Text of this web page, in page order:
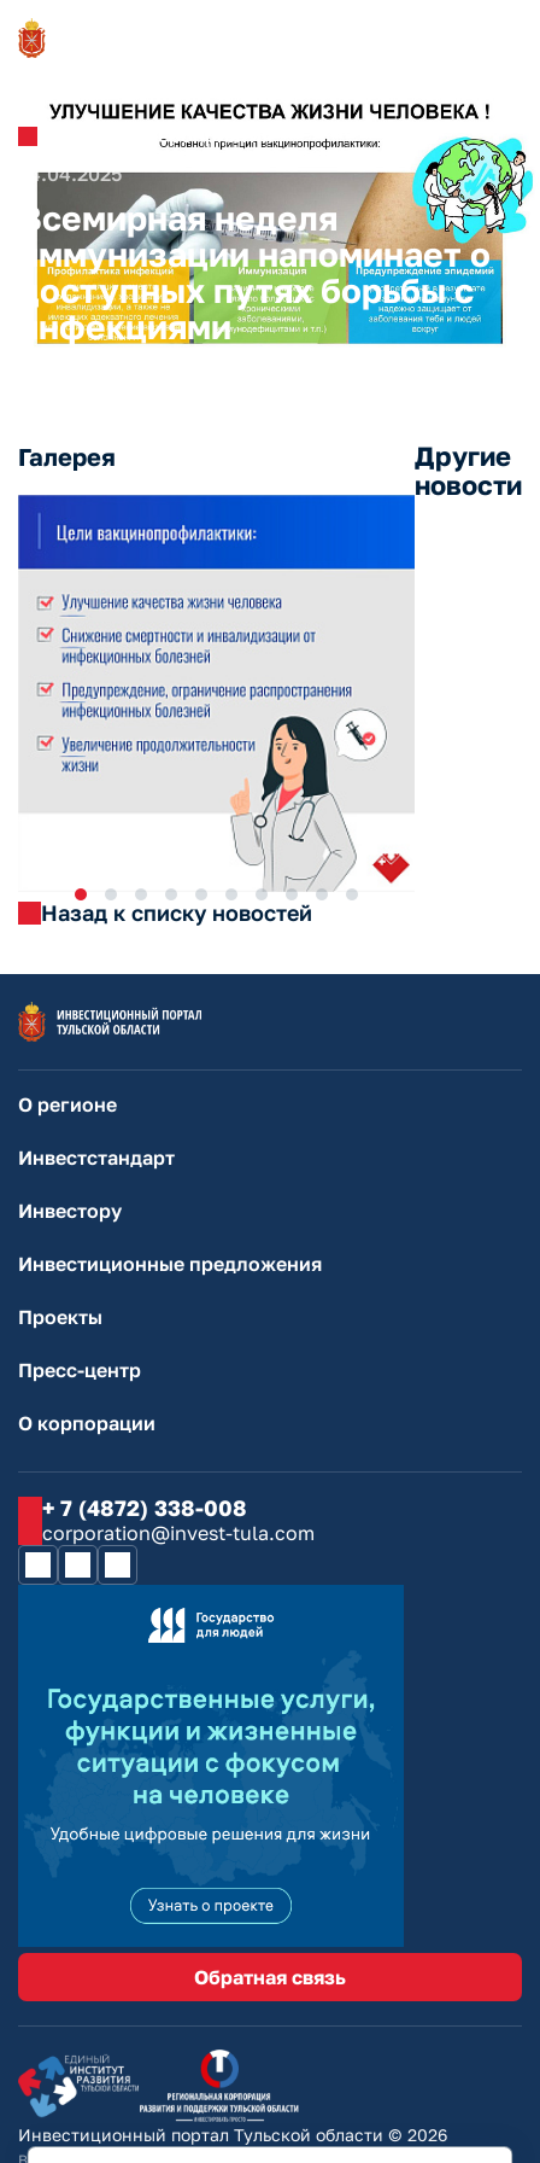
Новости и Мероприятия
24.04.2025
Всемирная неделя
иммунизации напоминает о
доступных путях борьбы с
инфекциями
Галерея
Назад к списку новостей
Другие
новости
О регионе
Инвестстандарт
Инвестору
Инвестиционные предложения
Проекты
Пресс-центр
О корпорации
+ 7 (4872) 338-008
corporation@invest-tula.com
Обратная связь
Инвестиционный портал Тульской области © 2026